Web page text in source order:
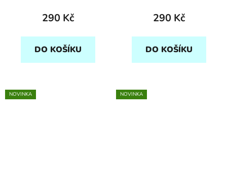
290 Kč
DO KOŠÍKU
290 Kč
DO KOŠÍKU
NOVINKA NOVINKA